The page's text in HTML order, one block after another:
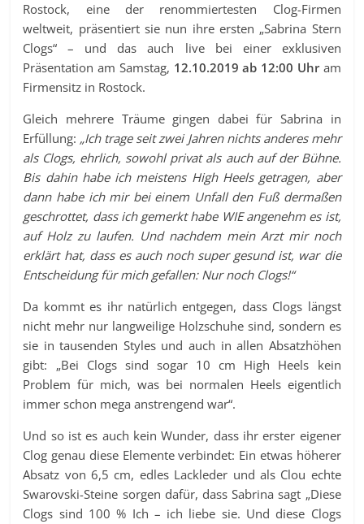
Rostock, eine der renommiertesten Clog-Firmen
weltweit, präsentiert sie nun ihre ersten „Sabrina Stern
Clogs“ – und das auch live bei einer exklusiven
Präsentation am Samstag, 12.10.2019 ab 12:00 Uhr am
Firmensitz in Rostock.
Gleich mehrere Träume gingen dabei für Sabrina in
Erfüllung: „Ich trage seit zwei Jahren nichts anderes mehr
als Clogs, ehrlich, sowohl privat als auch auf der Bühne.
Bis dahin habe ich meistens High Heels getragen, aber
dann habe ich mir bei einem Unfall den Fuß dermaßen
geschrottet, dass ich gemerkt habe WIE angenehm es ist,
auf Holz zu laufen. Und nachdem mein Arzt mir noch
erklärt hat, dass es auch noch super gesund ist, war die
Entscheidung für mich gefallen: Nur noch Clogs!“
Da kommt es ihr natürlich entgegen, dass Clogs längst
nicht mehr nur langweilige Holzschuhe sind, sondern es
sie in tausenden Styles und auch in allen Absatzhöhen
gibt: „Bei Clogs sind sogar 10 cm High Heels kein
Problem für mich, was bei normalen Heels eigentlich
immer schon mega anstrengend war“.
Und so ist es auch kein Wunder, dass ihr erster eigener
Clog genau diese Elemente verbindet: Ein etwas höherer
Absatz von 6,5 cm, edles Lackleder und als Clou echte
Swarovski-Steine sorgen dafür, dass Sabrina sagt „Diese
Clogs sind 100 % Ich – ich liebe sie. Und diese Clogs